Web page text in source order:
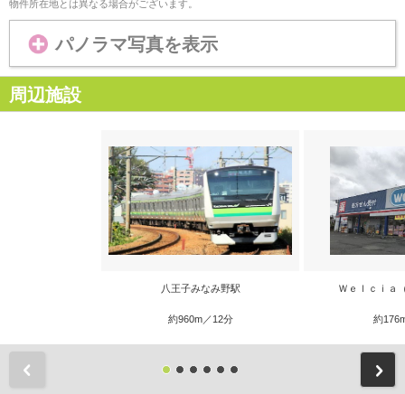
物件所在地とは異なる場合がございます。
パノラマ写真を表示
周辺施設
八王子みなみ野駅
約960m／12分
Ｗｅｌｃｉａ
約